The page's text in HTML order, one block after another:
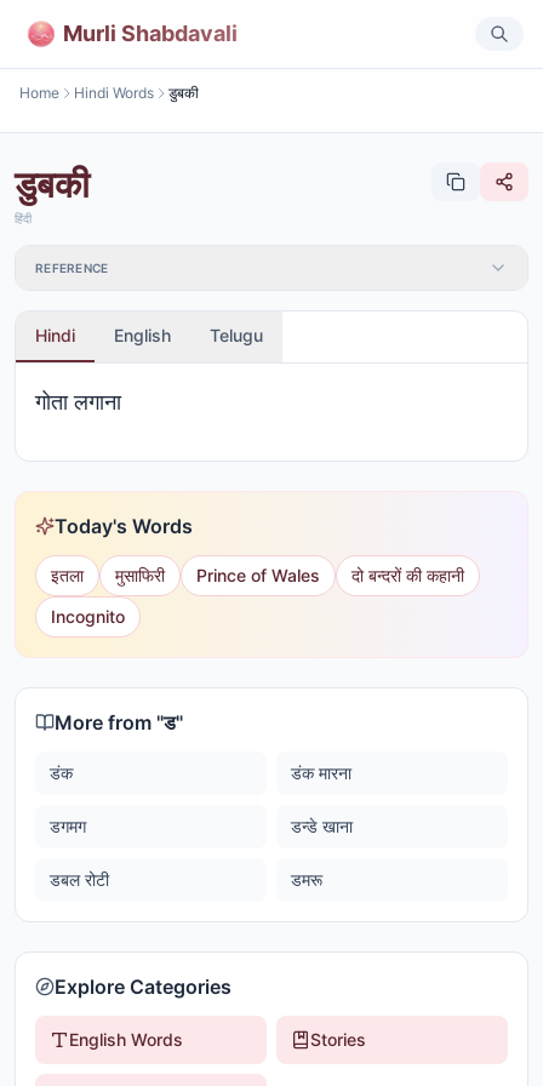
Murli Shabdavali
Home Hindi Words डुबकी
डुबकी
हिंदी
REFERENCE
Hindi English Telugu
गोता लगाना
Today's Words
इतला मुसाफिरी Prince of Wales
दो बन्दरों की कहानी
Incognito
More from "ड"
डंक डंक मारना
डगमग डन्डे खाना
डबल रोटी डमरू
Explore Categories
English Words Stories